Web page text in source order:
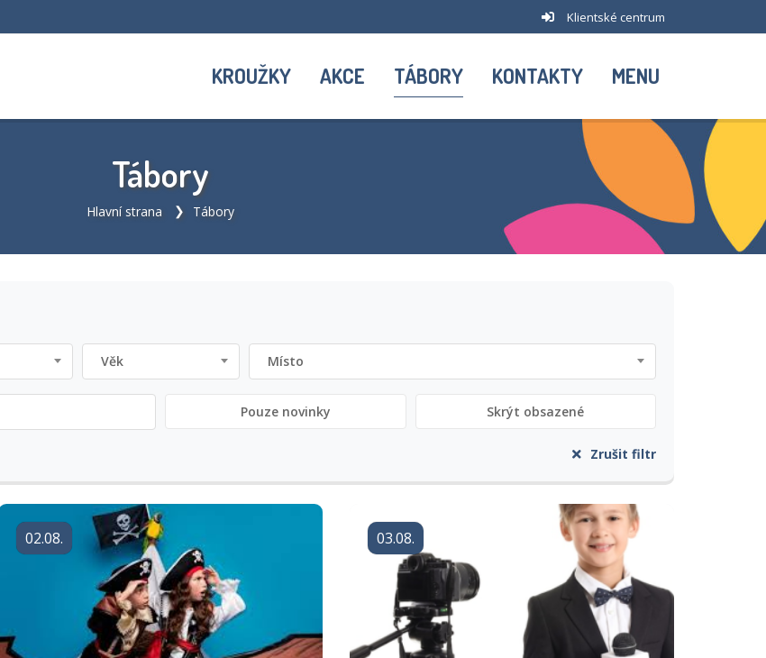
Klientské centrum
KROUŽKY AKCE TÁBORY KONTAKTY MENU
Tábory
Hlavní strana Tábory
Věk Místo
Pouze novinky Skrýt obsazené
Zrušit filtr
02.08. 03.08.